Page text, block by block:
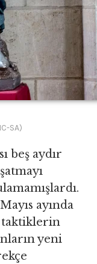
SA)
beş aydır
ayında
taktiklerin
yeni